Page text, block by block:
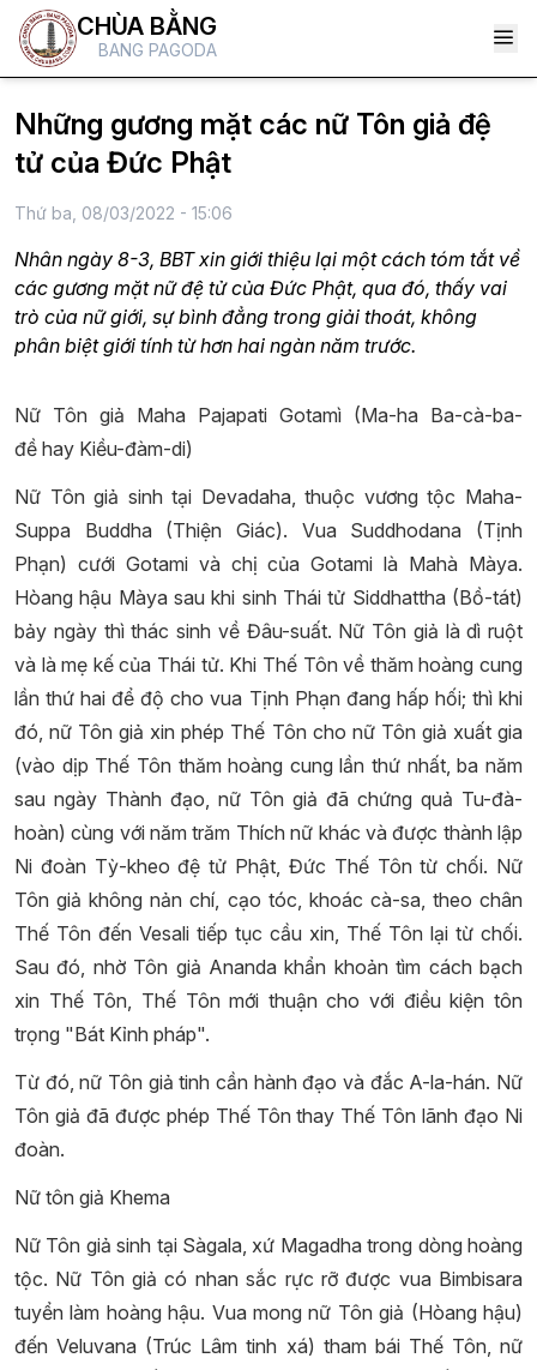
CHÙA BẰNG
BANG PAGODA
Những gương mặt các nữ Tôn giả đệ
tử của Đức Phật
Thứ ba, 08/03/2022 - 15:06
Nhân ngày 8-3, BBT xin giới thiệu lại một cách tóm tắt về
các gương mặt nữ đệ tử của Đức Phật, qua đó, thấy vai
trò của nữ giới, sự bình đẳng trong giải thoát, không
phân biệt giới tính từ hơn hai ngàn năm trước.
Nữ Tôn giả Maha Pajapati Gotamì (Ma-ha Ba-cà-ba-
đề hay Kiều-đàm-di)
Nữ Tôn giả sinh tại Devadaha, thuộc vương tộc Maha-
Suppa Buddha (Thiện Giác). Vua Suddhodana (Tịnh
Phạn) cưới Gotami và chị của Gotami là Mahà Màya.
Hòang hậu Màya sau khi sinh Thái tử Siddhattha (Bồ-tát)
bảy ngày thì thác sinh về Đâu-suất. Nữ Tôn giả là dì ruột
và là mẹ kế của Thái tử. Khi Thế Tôn về thăm hoàng cung
lần thứ hai để độ cho vua Tịnh Phạn đang hấp hối; thì khi
đó, nữ Tôn giả xin phép Thế Tôn cho nữ Tôn giả xuất gia
(vào dịp Thế Tôn thăm hoàng cung lần thứ nhất, ba năm
sau ngày Thành đạo, nữ Tôn giả đã chứng quả Tu-đà-
hoàn) cùng với năm trăm Thích nữ khác và được thành lập
Ni đoàn Tỳ-kheo đệ tử Phật, Đức Thế Tôn từ chối. Nữ
Tôn giả không nản chí, cạo tóc, khoác cà-sa, theo chân
Thế Tôn đến Vesali tiếp tục cầu xin, Thế Tôn lại từ chối.
Sau đó, nhờ Tôn giả Ananda khẩn khoản tìm cách bạch
xin Thế Tôn, Thế Tôn mới thuận cho với điều kiện tôn
trọng "Bát Kỉnh pháp".
Từ đó, nữ Tôn giả tinh cần hành đạo và đắc A-la-hán. Nữ
Tôn giả đã được phép Thế Tôn thay Thế Tôn lãnh đạo Ni
đoàn.
Nữ tôn giả Khema
Nữ Tôn giả sinh tại Sàgala, xứ Magadha trong dòng hoàng
tộc. Nữ Tôn giả có nhan sắc rực rỡ được vua Bimbisara
tuyển làm hoàng hậu. Vua mong nữ Tôn giả (Hòang hậu)
đến Veluvana (Trúc Lâm tinh xá) tham bái Thế Tôn, nữ